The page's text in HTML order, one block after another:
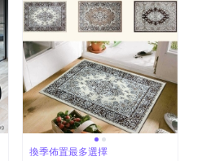
換季佈置最多選擇